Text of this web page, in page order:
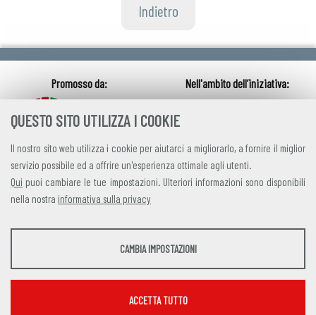
QUESTO SITO UTILIZZA I COOKIE
Il nostro sito web utilizza i cookie per aiutarci a migliorarlo, a fornire il miglior
servizio possibile ed a offrire un'esperienza ottimale agli utenti.
Qui puoi cambiare le tue impostazioni. Ulteriori informazioni sono disponibili
nella nostra informativa sulla privacy
STATISTICHE
CAMBIA IMPOSTAZIONI
ACCETTA TUTTO
Indietro
credits|privacy|contatti
Alleanza Italiana per lo Sviluppo Sostenibile
Via Farini 17, 00185 Roma C.F. 97893090585 P.IVA 14610671001